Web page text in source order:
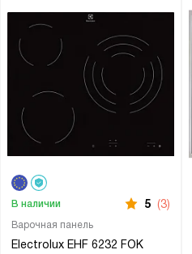
Варочная панель
Electrolux EHF 6232 FOK
В наличии 5 (3)